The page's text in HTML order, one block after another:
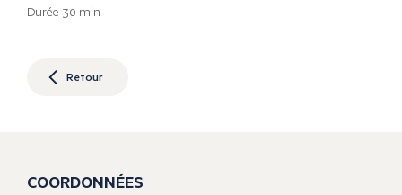
Durée 30 min
Retour
COORDONNÉES